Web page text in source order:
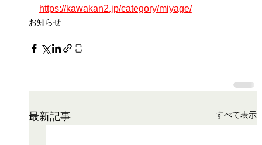
https://kawakan2.jp/category/miyage/
お知らせ
最新記事 すべて表示